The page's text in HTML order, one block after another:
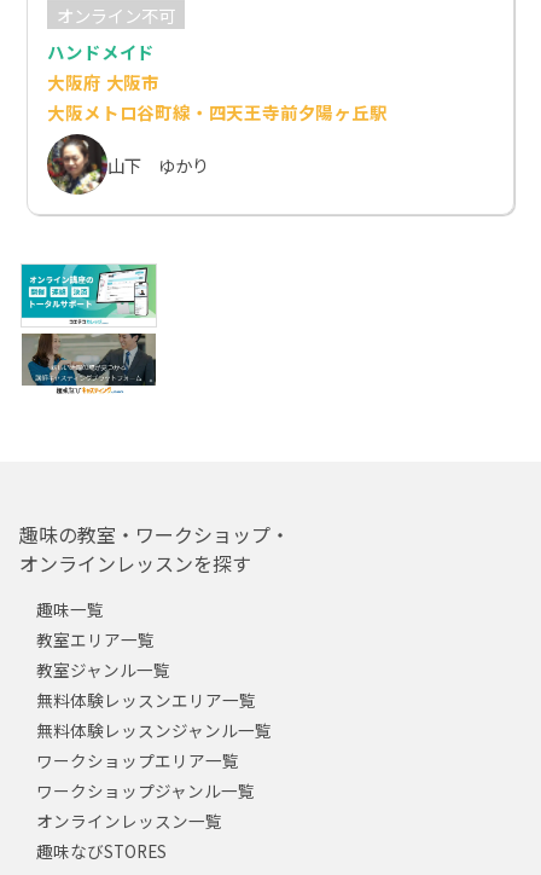
オンライン不可
ハンドメイド
大阪府 大阪市
大阪メトロ谷町線・四天王寺前夕陽ヶ丘駅
山下 ゆかり
趣味の教室・ワークショップ・
オンラインレッスンを探す
趣味一覧
教室エリア一覧
教室ジャンル一覧
無料体験レッスンエリア一覧
無料体験レッスンジャンル一覧
ワークショップエリア一覧
ワークショップジャンル一覧
オンラインレッスン一覧
趣味なびSTORES